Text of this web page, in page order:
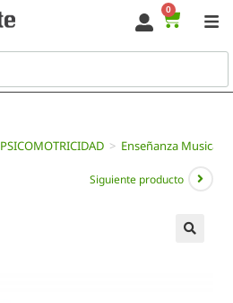
0
PSICOMOTRICIDAD > Enseñanza Musical
Siguiente producto